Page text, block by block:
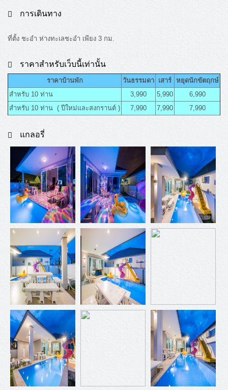
การเดินทาง
ที่ตั้ง ชะอำ ห่างทะเลชะอำ เพียง 3 กม.
ราคาสำหรับเว็บนี้เท่านั้น
ราคาบ้านพัก วันธรรมดา เสาร์ หยุดนักขัตฤกษ์
สำหรับ 10 ท่าน
3,990 5,990
6,990
สำหรับ 10 ท่าน ( ปีใหม่และสงกรานต์ )
7,990 7,990 7,990
แกลอรี่